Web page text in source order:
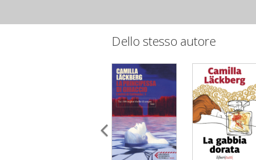
Dello stesso autore